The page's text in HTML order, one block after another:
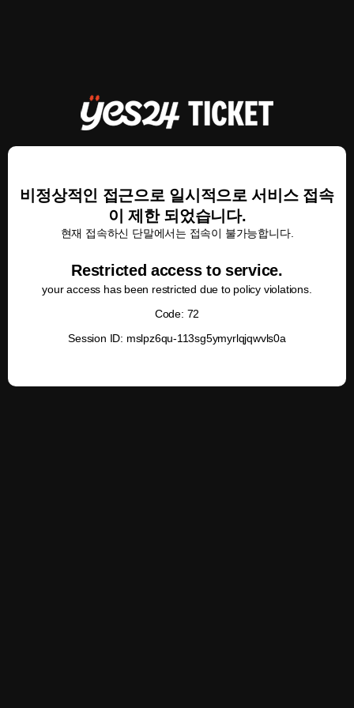
비정상적인 접근으로 일시적으로 서비스 접속
이 제한 되었습니다.
현재 접속하신 단말에서는 접속이 불가능합니다.
Restricted access to service.
your access has been restricted due to policy violations.
Code: 72
Session ID: mslpz6qu-113sg5ymyrlqjqwvls0a